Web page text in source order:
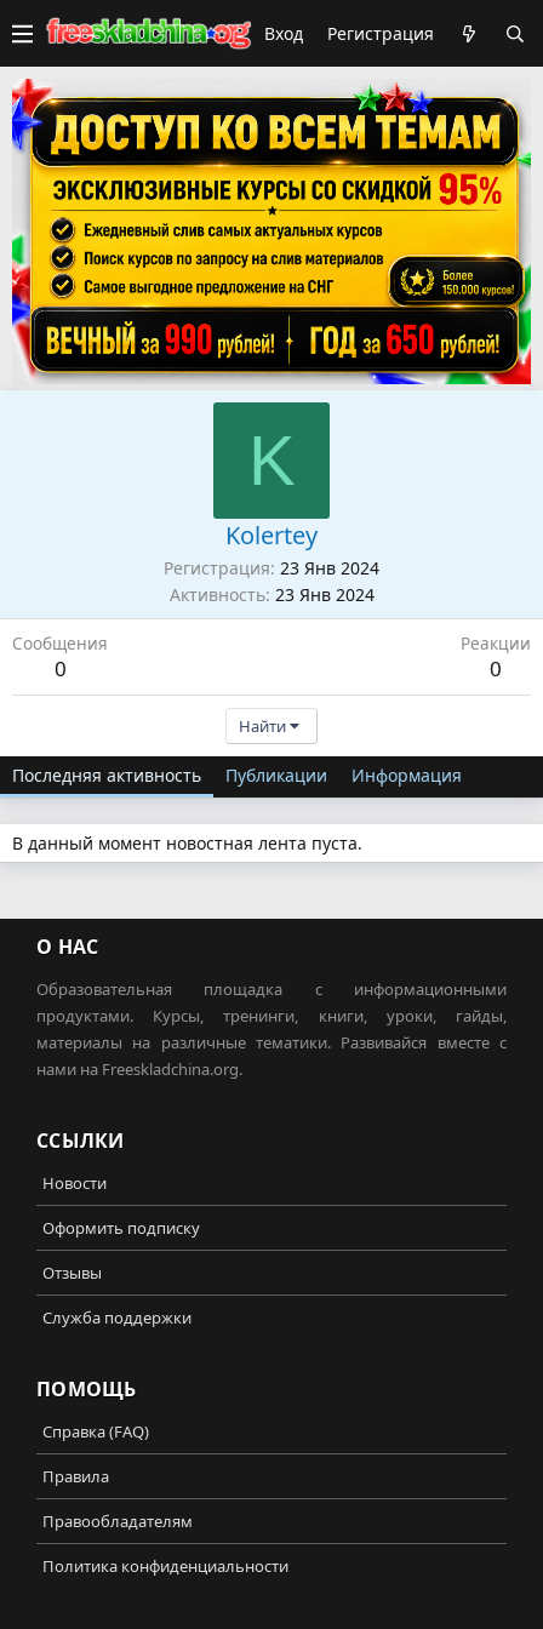
Вход Регистрация
K
Kolertey
Регистрация 23 Янв 2024
Активность 23 Янв 2024
Сообщения
0
Реакции
0
Найти
Последняя активность Публикации Информация
В данный момент новостная лента пуста.
О НАС
Образовательная площадка с информационными
продуктами. Курсы, тренинги, книги, уроки, гайды,
материалы на различные тематики. Развивайся вместе с
нами на Freeskladchina.org.
ССЫЛКИ
Новости
Оформить подписку
Отзывы
Служба поддержки
ПОМОЩЬ
Справка (FAQ)
Правила
Правообладателям
Политика конфиденциальности